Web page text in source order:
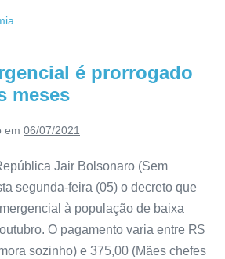
é prorrogado
meses
em 06/07/2021
Jair Bolsonaro (Sem
segunda-feira (05) o decreto que
à população de baixa
O pagamento varia entre R$
sozinho) e 375,00 (Mães chefes